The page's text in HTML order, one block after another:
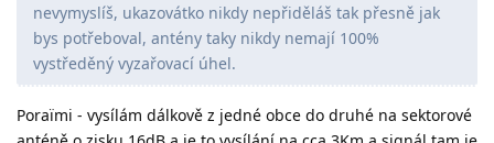
nevymyslíš, ukazovátko nikdy nepřiděláš tak přesně jak
bys potřeboval, antény taky nikdy nemají 100%
vystředěný vyzařovací úhel.
Poraïmi - vysílám dálkově z jedné obce do druhé na sektorové